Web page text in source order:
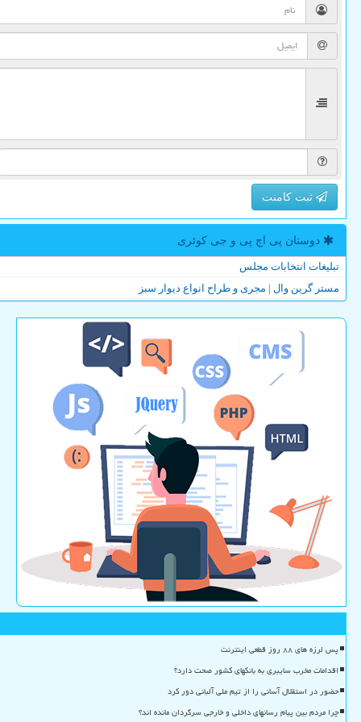
ثبت کامنت
دوستان پی اچ پی و جی كوئری
تبلیغات انتخابات مجلس
مستر گرین وال | مجری و طراح انواع دیوار سبز
پس لرزه های ۸۸ روز قطعی اینترنت
اقدامات مخرب سایبری به بانکهای کشور صحت دارد؟
حضور در استقلال آسانی را از تیم ملی آلبانی دور کرد
چرا مردم بین پیام رسانهای داخلی و خارجی سرگردان مانده اند؟